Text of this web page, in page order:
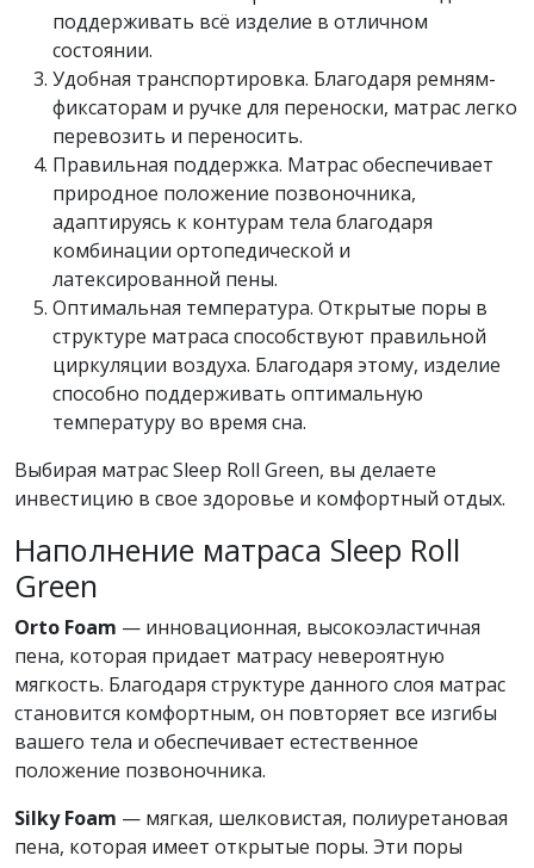
поддерживать всё изделие в отличном
состоянии.
Удобная транспортировка. Благодаря ремням-
фиксаторам и ручке для переноски, матрас легко
перевозить и переносить.
Правильная поддержка. Матрас обеспечивает
природное положение позвоночника,
адаптируясь к контурам тела благодаря
комбинации ортопедической и
латексированной пены.
Оптимальная температура. Открытые поры в
структуре матраса способствуют правильной
циркуляции воздуха. Благодаря этому, изделие
способно поддерживать оптимальную
температуру во время сна.
Выбирая матрас Sleep Roll Green, вы делаете
инвестицию в свое здоровье и комфортный отдых.
Наполнение матраса Sleep Roll
Green
Orto Foam — инновационная, высокоэластичная
пена, которая придает матрасу невероятную
мягкость. Благодаря структуре данного слоя матрас
становится комфортным, он повторяет все изгибы
вашего тела и обеспечивает естественное
положение позвоночника.
Silky Foam — мягкая, шелковистая, полиуретановая
пена, которая имеет открытые поры. Эти поры